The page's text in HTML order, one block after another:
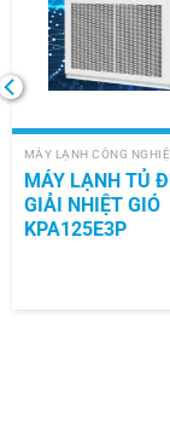
MÁY LẠNH CÔNG
MÁY LẠNH TỦ
GIẢI NHIỆT GIÓ
KPA125E3P